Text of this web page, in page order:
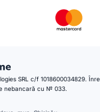
SRL c/f 1018600034829.
nebancară cu № 033.